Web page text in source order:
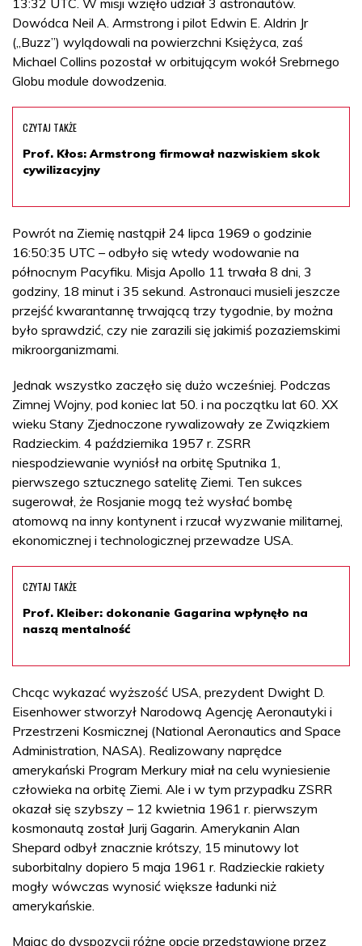
Dowódca Neil A. Armstrong i pilot Edwin E. Aldrin Jr
(„Buzz”) wylądowali na powierzchni Księżyca, zaś
Michael Collins pozostał w orbitującym wokół Srebrnego
Globu module dowodzenia.
CZYTAJ TAKŻE
Prof. Kłos: Armstrong firmował nazwiskiem skok
cywilizacyjny
Powrót na Ziemię nastąpił 24 lipca 1969 o godzinie
16:50:35 UTC – odbyło się wtedy wodowanie na
północnym Pacyfiku. Misja Apollo 11 trwała 8 dni, 3
godziny, 18 minut i 35 sekund. Astronauci musieli jeszcze
przejść kwarantannę trwającą trzy tygodnie, by można
było sprawdzić, czy nie zarazili się jakimiś pozaziemskimi
mikroorganizmami.
Jednak wszystko zaczęło się dużo wcześniej. Podczas
Zimnej Wojny, pod koniec lat 50. i na początku lat 60. XX
wieku Stany Zjednoczone rywalizowały ze Związkiem
Radzieckim. 4 października 1957 r. ZSRR
niespodziewanie wyniósł na orbitę Sputnika 1,
pierwszego sztucznego satelitę Ziemi. Ten sukces
sugerował, że Rosjanie mogą też wysłać bombę
atomową na inny kontynent i rzucał wyzwanie militarnej,
ekonomicznej i technologicznej przewadze USA.
CZYTAJ TAKŻE
Prof. Kleiber: dokonanie Gagarina wpłynęło na
naszą mentalność
Chcąc wykazać wyższość USA, prezydent Dwight D.
Eisenhower stworzył Narodową Agencję Aeronautyki i
Przestrzeni Kosmicznej (National Aeronautics and Space
Administration, NASA). Realizowany naprędce
amerykański Program Merkury miał na celu wyniesienie
człowieka na orbitę Ziemi. Ale i w tym przypadku ZSRR
okazał się szybszy – 12 kwietnia 1961 r. pierwszym
kosmonautą został Jurij Gagarin. Amerykanin Alan
Shepard odbył znacznie krótszy, 15 minutowy lot
suborbitalny dopiero 5 maja 1961 r. Radzieckie rakiety
mogły wówczas wynosić większe ładunki niż
amerykańskie.
Mając do dyspozycji różne opcje przedstawione przez